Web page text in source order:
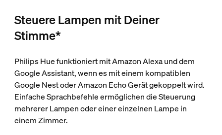
Steuere Lampen mit Deiner
Stimme*
Philips Hue funktioniert mit Amazon Alexa und dem
Google Assistant, wenn es mit einem kompatiblen
Google Nest oder Amazon Echo Gerät gekoppelt wird.
Einfache Sprachbefehle ermöglichen die Steuerung
mehrerer Lampen oder einer einzelnen Lampe in
einem Zimmer.